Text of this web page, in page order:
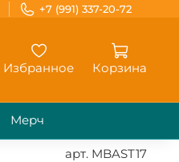
+7 (991) 337-20-72
Избранное Корзина
Мерч
арт. MBAST17